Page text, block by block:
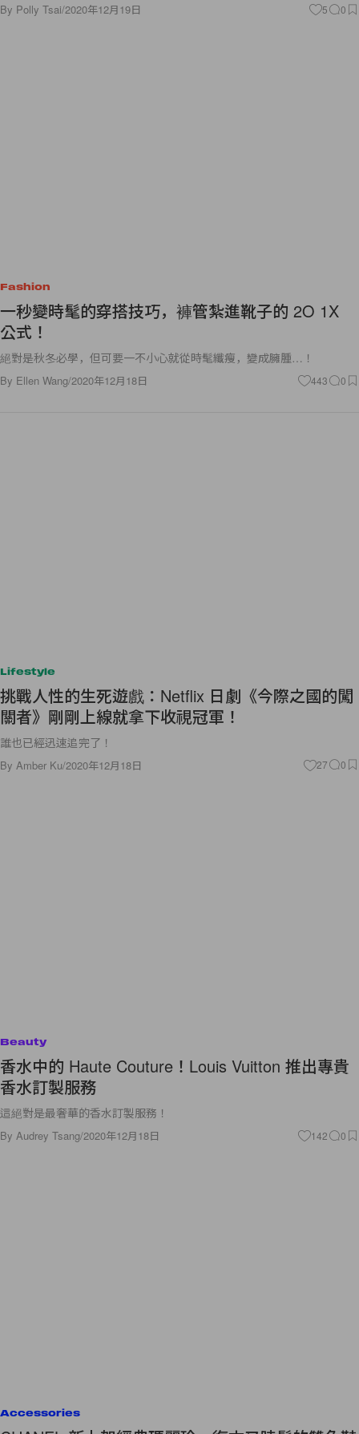
By Polly Tsai/2020年12月19日 5 0
Fashion
一秒變時髦的穿搭技巧，褲管紮進靴子的 2O 1X
公式！
絕對是秋冬必學，但可要一不小心就從時髦纖瘦，變成臃腫…！
By Ellen Wang/2020年12月18日 443 0
Lifestyle
挑戰人性的生死遊戲：Netflix 日劇《今際之國的闖
關者》剛剛上線就拿下收視冠軍！
誰也已經迅速追完了！
By Amber Ku/2020年12月18日 27 0
Beauty
香水中的 Haute Couture！Louis Vuitton 推出專貴
香水訂製服務
這絕對是最奢華的香水訂製服務！
By Audrey Tsang/2020年12月18日 142 0
Accessories